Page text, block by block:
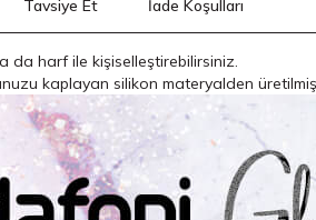
Tavsiye Et İade Koşulları
da harf ile kişiselleştirebilirsiniz.
kaplayan silikon materyalden